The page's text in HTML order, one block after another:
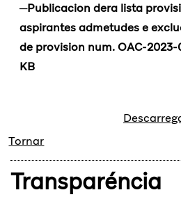
Publicacion dera lista
aspirantes admetudes e
de provision num. OAC-
KB
Tornar
Transparéncia